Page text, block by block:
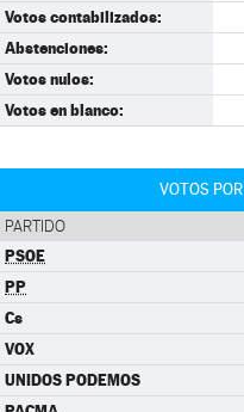
Votos contabilizados:
Abstenciones:
Votos nulos:
Votos en blanco:
VOTOS
PARTIDO
PSOE
PP
Cs
VOX
UNIDOS PODEMOS